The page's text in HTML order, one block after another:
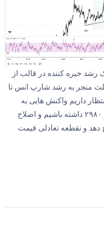
رشد خیره کننده در قالب از
منجر به رشد شارپ انس تا
اما انتظار داریم واکنش هایی به
محدوده های مهم مقاومتی ۲۵۵۰ و ۲۹۸۰ داشته باشیم و اصلاح
دهد و نقطعه تعادلی قیمت